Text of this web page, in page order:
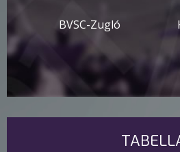
BVSC-Zugló